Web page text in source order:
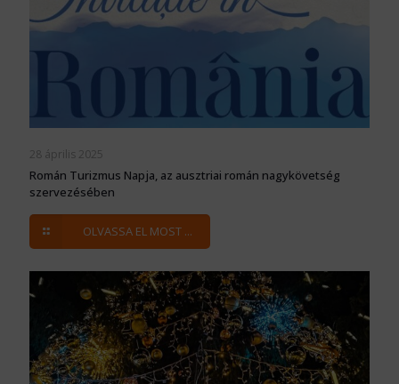
28 április 2025
Román Turizmus Napja, az ausztriai román nagykövetség
szervezésében
OLVASSA EL MOST ...